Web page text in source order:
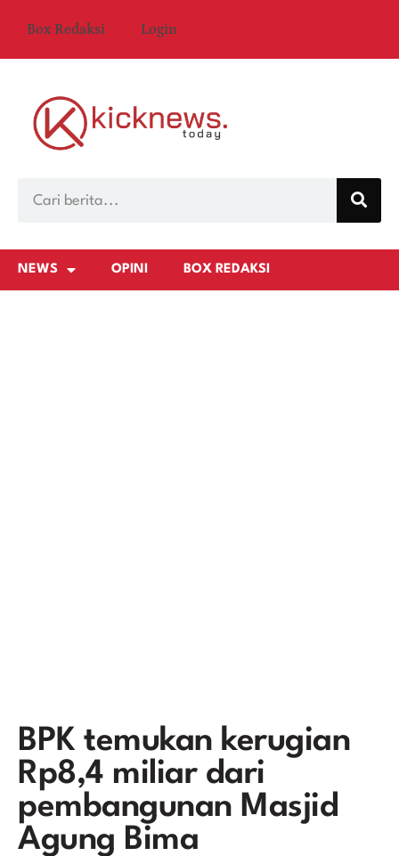
Box Redaksi Login
NEWS OPINI BOX REDAKSI
BPK temukan kerugian
Rp8,4 miliar dari
pembangunan Masjid
Agung Bima